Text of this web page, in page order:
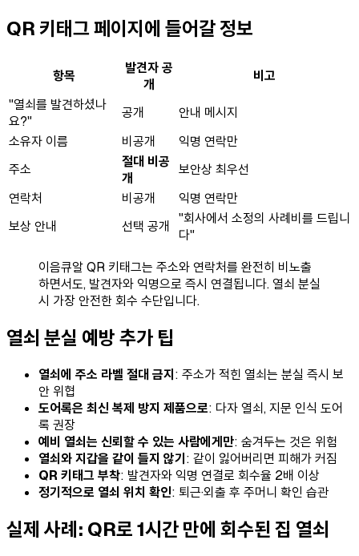
QR 키태그 페이지에 들어갈 정보
항목
발견자 공
개
비고
"열쇠를 발견하셨나
요?"
공개
안내 메시지
소유자 이름
비공개
익명 연락만
주소
절대 비공
개
보안상 최우선
연락처
비공개
익명 연락만
보상 안내
선택 공개
"회사에서 소정의 사례비를 드립니
다"
이음큐알 QR 키태그는 주소와 연락처를 완전히 비노출
하면서도, 발견자와 익명으로 즉시 연결됩니다. 열쇠 분실
시 가장 안전한 회수 수단입니다.
열쇠 분실 예방 추가 팁
열쇠에 주소 라벨 절대 금지 : 주소가 적힌 열쇠는 분실 즉시 보
안 위협
도어록은 최신 복제 방지 제품으로: 다자 열쇠, 지문 인식 도어
록 권장
예비 열쇠는 신뢰할 수 있는 사람에게만: 숨겨두는 것은 위험
열쇠와 지갑을 같이 들지 않기 : 같이 잃어버리면 피해가 커짐
QR 키태그 부착: 발견자와 익명 연결로 회수율 2배 이상
정기적으로 열쇠 위치 확인: 퇴근·외출 후 주머니 확인 습관
실제 사례: QR로 1시간 만에 회수된 집 열쇠